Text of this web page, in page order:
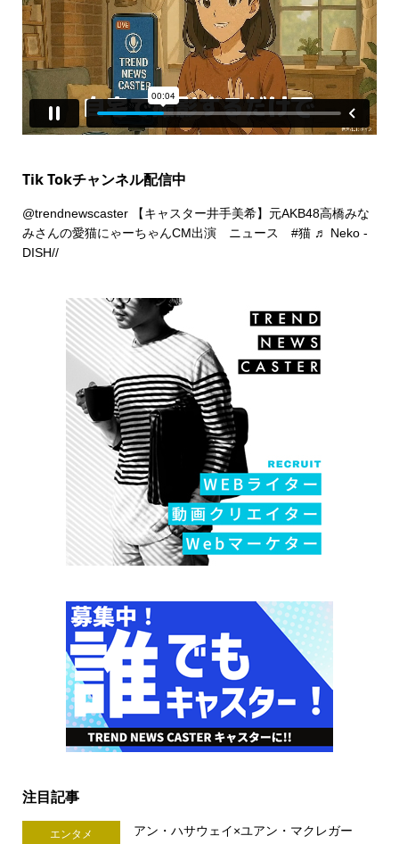
Tik Tokチャンネル配信中
@trendnewscaster【キャスター井手美希】元AKB48高橋みな
みさんの愛猫にゃーちゃんCM出演 ニュース #猫 ♬ Neko -
DISH//
注目記事
エンタメ
アン・ハサウェイ×ユアン・マクレガー